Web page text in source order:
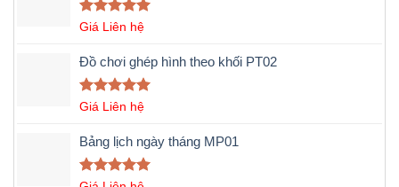
Được xếp
5 sao
Giá Liên hệ
Đồ chơi ghép hình theo khối PT02
Được xếp
5 sao
Giá Liên hệ
Bảng lịch ngày tháng MP01